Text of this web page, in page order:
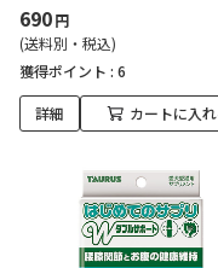
690円
(送料別・税込)
獲得ポイント : 6
詳細 カートに入